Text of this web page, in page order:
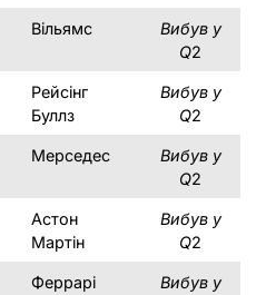
Вільямс
Вибув у
Q2
Рейсінг
Буллз
Вибув у
Q2
Мерседес
Вибув у
Q2
Астон
Мартін
Вибув у
Q2
Феррарі
Вибув у